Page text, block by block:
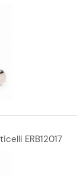
ERB12017